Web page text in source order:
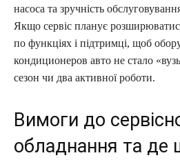
насоса та зручність
Якщо сервіс планує
по функціях і підтримці, щоб
кондиционеров авто не стало
сезон чи два активної роботи.
Вимоги до
обладнання та де